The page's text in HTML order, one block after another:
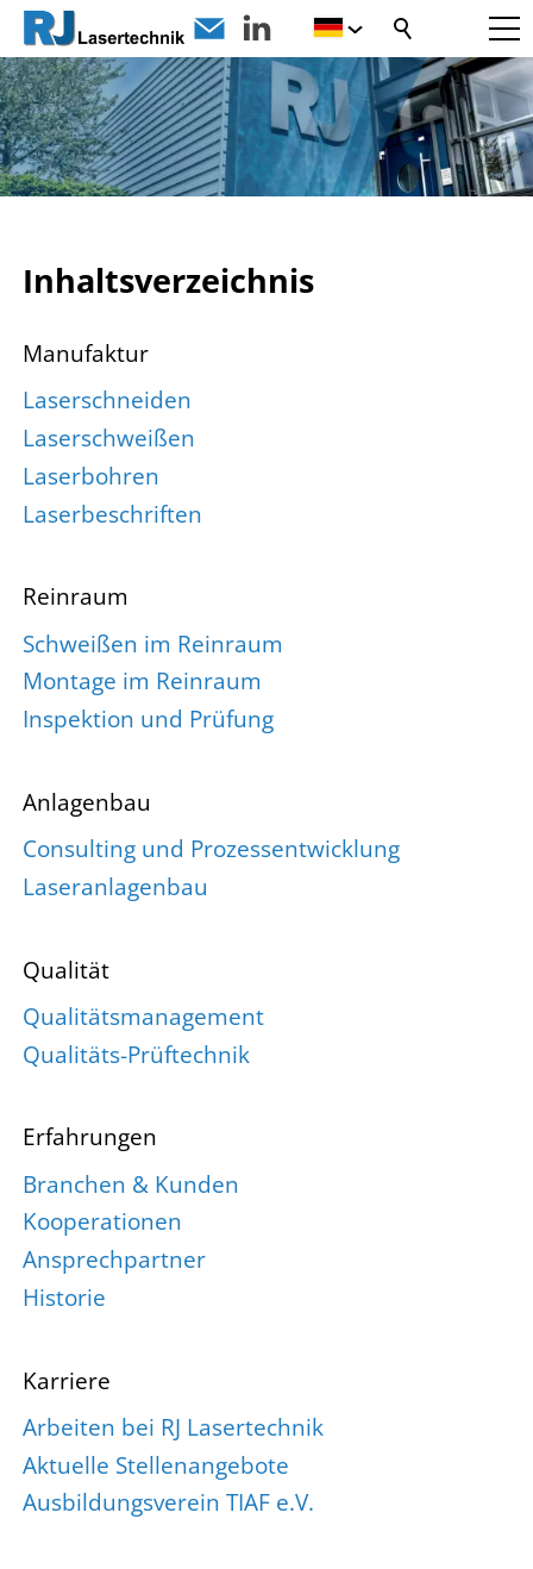
Inhaltsverzeichnis
Manufaktur
Laserschneiden
Laserschweißen
Laserbohren
Laserbeschriften
Reinraum
Schweißen im Reinraum
Montage im Reinraum
Inspektion und Prüfung
Anlagenbau
Consulting und Prozessentwicklung
Laseranlagenbau
Qualität
Qualitätsmanagement
Qualitäts-Prüftechnik
Erfahrungen
Branchen & Kunden
Kooperationen
Ansprechpartner
Historie
Karriere
Arbeiten bei RJ Lasertechnik
Aktuelle Stellenangebote
Ausbildungsverein TIAF e.V.